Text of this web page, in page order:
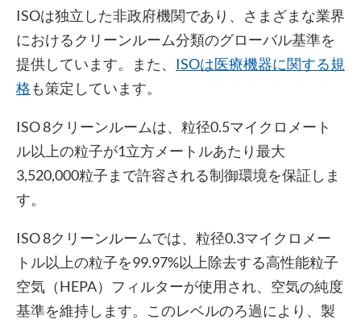
ISOは独立した非政府機関であり、さまざまな業界
におけるクリーンルーム分類のグローバル基準を
提供しています。また、 ISOは医療機器に関する規
格も策定しています。
ISO 8クリーンルームは、粒径0.5マイクロメート
ル以上の粒子が1立方メートルあたり最大
3,520,000粒子まで許容される制御環境を保証しま
す。
ISO 8クリーンルームでは、粒径0.3マイクロメー
トル以上の粒子を99.97%以上除去する高性能粒子
空気（HEPA）フィルターが使用され、空気の純度
基準を維持します。このレベルのろ過により、製